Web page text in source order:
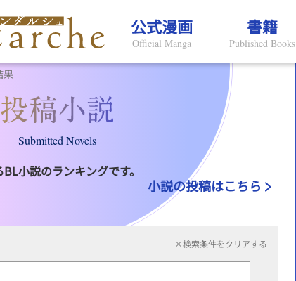
公式漫画
Official Manga
書籍
Published Books
果
Submitted Novels
小説のランキングです。
小説の投稿はこちら
×検索条件をクリアする